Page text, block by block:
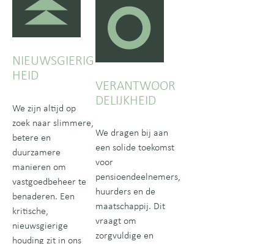
NIEUWSGIERIG
HEID
We zijn altijd op
zoek naar slimmere,
betere en
duurzamere
manieren om
vastgoedbeheer te
benaderen. Een
kritische,
nieuwsgierige
houding zit in ons
VERANTWOOR
DELIJKHEID
We dragen bij aan
een solide toekomst
voor
pensioendeelnemers,
huurders en de
maatschappij. Dit
vraagt om
zorgvuldige en